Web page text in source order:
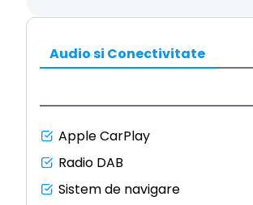
Audio si Conectivitate
Apple CarPlay
Radio DAB
Sistem de navigare